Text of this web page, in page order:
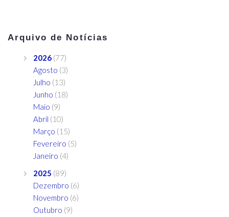
Arquivo de Notícias
2026 (77)
Agosto (3)
Julho (13)
Junho (18)
Maio (9)
Abril (10)
Março (15)
Fevereiro (5)
Janeiro (4)
2025 (89)
Dezembro (6)
Novembro (6)
Outubro (9)